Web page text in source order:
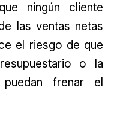
ningún cliente
las ventas netas
el riesgo de que
o la
frenar el